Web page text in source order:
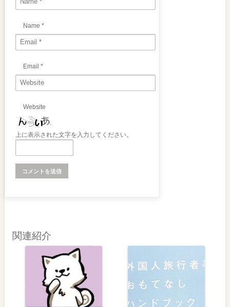
Name *
Email *
Website
上に表示された文字を入力してください。
関連紹介